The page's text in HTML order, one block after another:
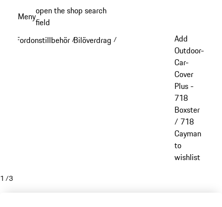
Menyopen the shop search
field
Fordonstillbehör /Bilöverdrag /
Add
Outdoor-
Car-
Cover
Plus -
718
Boxster
/ 718
Cayman
to
wishlist
1 /3